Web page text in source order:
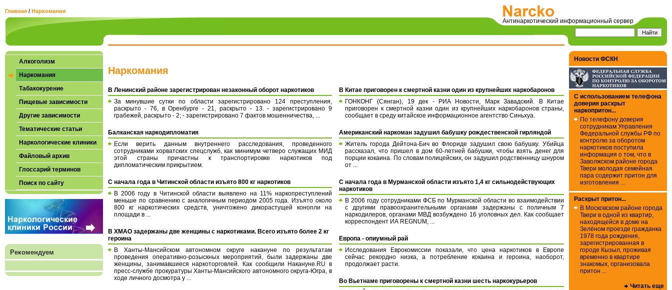
Главная / Наркомания
Антинаркотический информационный сервер
Алкоголизм
Наркомания
Табакокурение
Пищевые зависимости
Другие зависимости
Тематические статьи
Наркологические клиники
Файловый архив
Глоссарий терминов
Поиск по сайту
Рекомендуем
Наркомания
В Ленинский районе зарегистрирован незаконный оборот наркотиков
За минувшие сутки по области зарегистрировано 124 преступления,
раскрыто - 76, в Оренбурге - 21, раскрыто - 13. - зарегистрировано 9
грабежей, раскрыто - 2; - зарегистрировано 7 фактов мошенничества, ...
Балканская наркодипломатия
Если верить данным внутреннего расследования, проведенного
сотрудниками хорватских спецслужб, как минимум четверо служащих МИД
этой страны причастны к транспортировке наркотиков под
дипломатическим прикрытием.
С начала года в Читинской области изъято 800 кг наркотиков
В 2006 году в Читинской области выявлено на 11% наркопреступлений
меньше по сравнению с аналогичным периодом 2005 года. Изъято около
800 кг наркотических средств, уничтожено дикорастущей конопли на
площади в ...
В ХМАО задержаны две женщины с наркотиками. Всего изъято более 2 кг
героина
В Ханты-Мансийском автономном округе накануне по результатам
проведения оперативно-розыскных мероприятий, были задержаны две
женщины, занимавшиеся наркоторговлей. Как сообщили Накануне.RU в
пресс-службе прокуратуры Ханты-Мансийского автономного округа-Югра, в
ходе личного досмотра у ...
В Китае приговорен к смертной казни один из крупнейших наркобаронов
ГОНКОНГ (Сянган), 19 дек - РИА Новости, Марк Завадский. В Китае
приговорен к смертной казни один из крупнейших наркобаронов страны,
сообщает в среду китайское информационное агентство Синьхуа.
Американский наркоман задушил бабушку рождественской гирляндой
Житель города Дейтона-Бич во Флориде задушил свою бабушку. Убийца
рассказал, что пришел в дом 60-летней бабушки, чтобы взять денег для
порции кокаина. По словам полицейских, он задушил родственницу шнуром
от ...
С начала года в Мурманской области изъято 1,4 кг сильнодействующих
наркотиков
В 2006 году сотрудниками ФСБ по Мурманской области во взаимодействии
с другими правоохранительными органами задержаны с поличным 7
наркодилеров, органами МВД возбуждено 16 уголовных дел. Как сообщает
корреспондент ИА REGNUM, ...
Европа - опиумный рай
Исследования Еврокомиссии показали, что цена наркотиков в Европе
сейчас рекордно низка, а потребление кокаина и героина, наоборот,
продолжает расти.
Во Вьетнаме приговорены к смертной казни шесть наркокурьеров
Новости ФСКН
С использованием телефона
доверия раскрыт
наркопритон...
По телефону доверия
сотрудникам Управления
Федеральной службы РФ по
контролю за оборотом
наркотиков поступила
информация о том, что в
Заволжском районе города
Твери молодая семейная
пара содержит притон для
изготовления ...
Раскрыт притон...
В Московском районе города
Твери в одной из квартир,
находящейся в доме на
Зелёном проезде гражданка
1978 года рождения,
зарегистрированная в
городе Кызыл, проживая
временно в квартире
знакомых, организовала
притон ...
Читать еще